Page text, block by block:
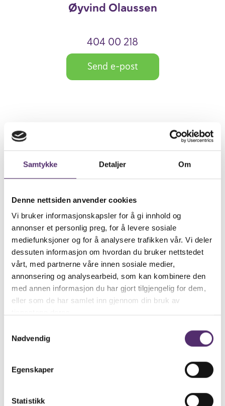
Samtykke Detaljer Om
Denne nettsiden anvender cookies
Vi bruker informasjonskapsler for å gi innhold og
annonser et personlig preg, for å levere sosiale
mediefunksjoner og for å analysere trafikken vår. Vi deler
dessuten informasjon om hvordan du bruker nettstedet
vårt, med partnerne våre innen sosiale medier,
annonsering og analysearbeid, som kan kombinere den
med annen informasjon du har gjort tilgjengelig for dem,
eller som de har samlet inn gjennom din bruk av
Nødvendig
Egenskaper
Statistikk
Øyvind Olau­ssen
404 00 218
Send e-post
Veileder
Aitakin Andreassen